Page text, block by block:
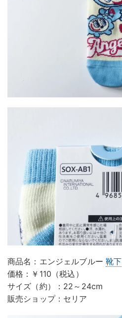
商品名：エンジェルブルー靴下
価格：￥110（税込）
サイズ（約）：22～24cm
販売ショップ：セリア